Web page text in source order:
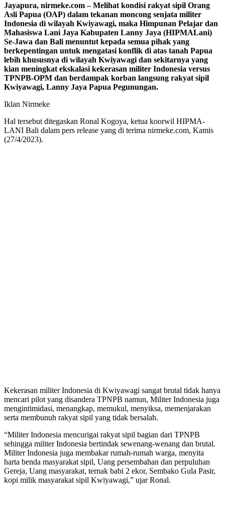
Jayapura, nirmeke.com – Melihat kondisi rakyat sipil Orang
Asli Papua (OAP) dalam tekanan moncong senjata militer
Indonesia di wilayah Kwiyawagi, maka Himpunan Pelajar dan
Mahasiswa Lani Jaya Kabupaten Lanny Jaya (HIPMALani)
Se-Jawa dan Bali menuntut kepada semua pihak yang
berkepentingan untuk mengatasi konflik di atas tanah Papua
lebih khususnya di wilayah Kwiyawagi dan sekitarnya yang
kian meningkat ekskalasi kekerasan militer Indonesia versus
TPNPB-OPM dan berdampak korban langsung rakyat sipil
Kwiyawagi, Lanny Jaya Papua Pegunungan.
Iklan Nirmeke
Hal tersebut ditegaskan Ronal Kogoya, ketua koorwil HIPMA-
LANI Bali dalam pers release yang di terima nirmeke.com, Kamis
(27/4/2023).
Kekerasan militer Indonesia di Kwiyawagi sangat brutal tidak hanya
mencari pilot yang disandera TPNPB namun, Militer Indonesia juga
mengintimidasi, menangkap, memukul, menyiksa, memenjarakan
serta membunuh rakyat sipil yang tidak bersalah.
“Militer Indonesia mencurigai rakyat sipil bagian dari TPNPB
sehingga militer Indonesia bertindak sewenang-wenang dan brutal.
Militer Indonesia juga membakar rumah-rumah warga, menyita
harta benda masyarakat sipil, Uang persembahan dan perpuluhan
Gereja, Uang masyarakat, ternak babi 2 ekor, Sembako Gula Pasir,
kopi milik masyarakat sipil Kwiyawagi,” ujar Ronal.